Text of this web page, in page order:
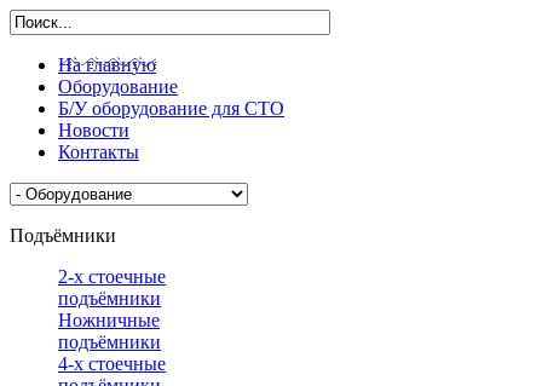
На главную
Оборудование
Б/У оборудование для СТО
Новости
Контакты
Подъёмники
2-х стоечные
подъёмники
Ножничные
подъёмники
4-х стоечные